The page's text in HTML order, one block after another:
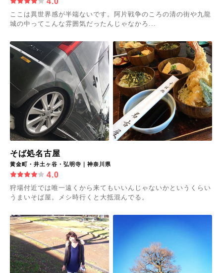
ここは異世界感が半端ないです。阿片戦争のころの清の街や九龍
城の中ってこんな雰囲気だったんじゃなかろ...
そば処名古屋
黄金町・井土ヶ谷・弘明寺｜神奈川県
4.0
狩場付近では唯一遠くから来てもいいんじゃないかというくらい
うまいそば屋。メシ時行くと大抵混んでる。